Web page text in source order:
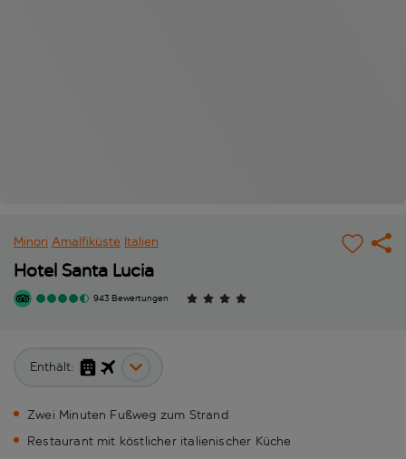
Minori Amalfiküste Italien
Hotel Santa Lucia
943 Bewertungen
Enthält:
Zwei Minuten Fußweg zum Strand
Restaurant mit köstlicher italienischer Küche